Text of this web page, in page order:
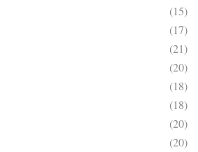
(15)
(17)
(21)
(20)
(18)
(18)
(20)
(20)